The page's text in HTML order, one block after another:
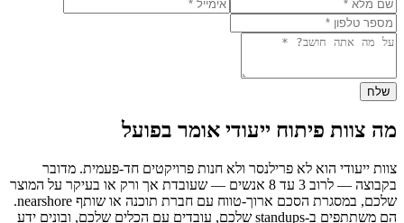
שלח
מה צוות פיתוח ייעודי אומר בפועל
צוות ייעודי הוא לא פרילנסר ולא חנות פרויקטים חד-פעמית. מדובר
בקבוצה — לרוב 3 עד 8 אנשים — שעובדת אך ורק או בעיקר על המוצר
שלכם, במסגרת הסכם ארוך-טווח עם חברת תוכנה או שותף nearshore.
הם משתתפים ב-standups שלכם, עובדים עם הכלים שלכם, ובונים ידע